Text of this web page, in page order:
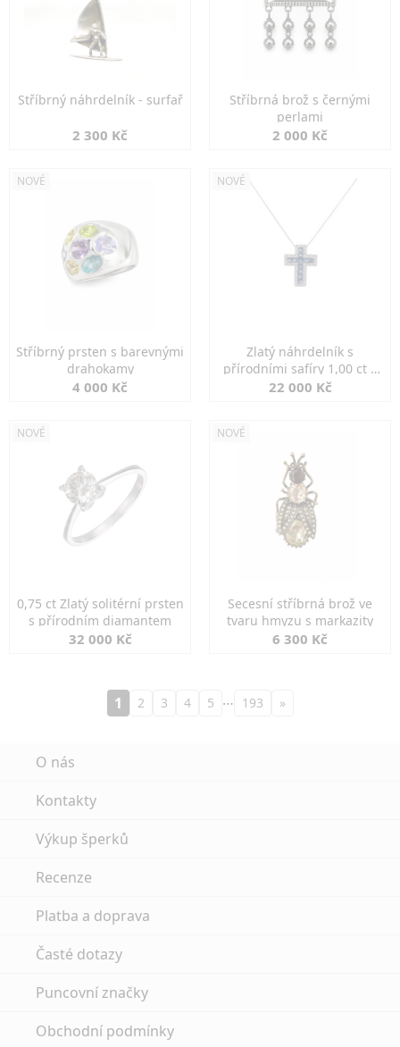
Stříbrný náhrdelník - surfař
2 300 Kč
Stříbrná brož s černými
perlami
2 000 Kč
NOVÉ
Stříbrný prsten s barevnými
drahokamy
4 000 Kč
NOVÉ
Zlatý náhrdelník s
přírodními safíry 1,00 ct a
diamanty
22 000 Kč
NOVÉ
0,75 ct Zlatý solitérní prsten
s přírodním diamantem
32 000 Kč
NOVÉ
Secesní stříbrná brož ve
tvaru hmyzu s markazity
6 300 Kč
1 2 3 4 5 … 193 »
O nás
Kontakty
Výkup šperků
Recenze
Platba a doprava
Časté dotazy
Puncovní značky
Obchodní podmínky